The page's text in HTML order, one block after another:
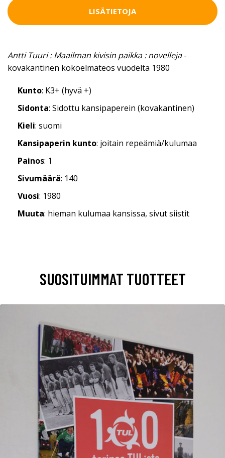
LISÄTIETOJA
Antti Tuuri : Maailman kivisin paikka : novelleja-
kovakantinen kokoelmateos vuodelta 1980
Kunto: K3+ (hyvä +)
Sidonta: Sidottu kansipaperein (kovakantinen)
Kieli: suomi
Kansipaperin kunto: joitain repeämiä/kulumaa
Painos: 1
Sivumäärä: 140
Vuosi: 1980
Muuta: hieman kulumaa kansissa, sivut siistit
SUOSITUIMMAT TUOTTEET